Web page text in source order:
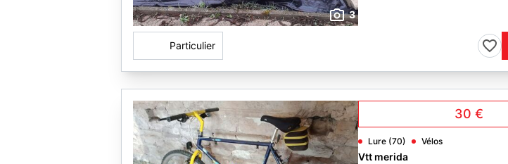
3
Particulier
30 €
Lure (70) Vélos
Vtt merida